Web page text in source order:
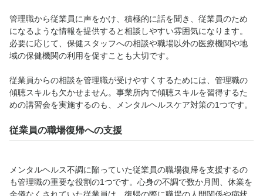
管理職から従業員に声をかけ、積極的に話を聞き、従業員のため
になるような情報を提供すると相談しやすい雰囲気になります。
必要に応じて、保健スタッフへの相談や職場以外の医療機関や地
域の保健機関の利用を促すことも大切です。
従業員からの相談を管理職が受けやすくするためには、管理職の
傾聴スキルも欠かせません。事業所内で傾聴スキルを習得するた
めの講習会を実施するのも、メンタルヘルスケア対策の1つです。
従業員の職場復帰への支援
メンタルヘルス不調に陥っていた従業員の職場復帰を支援するの
も管理職の重要な役割の1つです。心身の不調で数か月間、休業を